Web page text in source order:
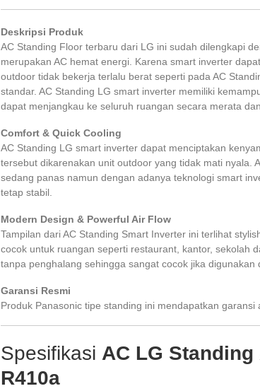
Deskripsi Produk
AC Standing Floor terbaru dari LG ini sudah dilengkapi
merupakan AC hemat energi. Karena smart inverter
outdoor tidak bekerja terlalu berat seperti pada AC
standar. AC Standing LG smart inverter memiliki
dapat menjangkau ke seluruh ruangan secara merata
Comfort & Quick Cooling
AC Standing LG smart inverter dapat menciptakan
tersebut dikarenakan unit outdoor yang tidak mati nyala.
sedang panas namun dengan adanya teknologi smart
tetap stabil.
Modern Design & Powerful Air Flow
Tampilan dari AC Standing Smart Inverter ini terlihat
cocok untuk ruangan seperti restaurant, kantor, sekolah
tanpa penghalang sehingga sangat cocok jika digunakan
Garansi Resmi
Produk Panasonic tipe standing ini mendapatkan
Spesifikasi AC LG Standing
R410a